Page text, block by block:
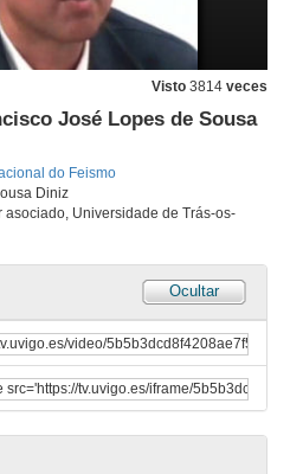
Visto 3814 veces
José Lopes de Sousa
do Feismo
Diniz
asociado, Universidade de Trás-os-
Ocultar
de maio de 2007
de Camilo Franco
maio de 2007
Aclarando dúbidas e debatindo sobre temas relacionados